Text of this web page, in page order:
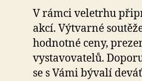
V rámci veletrhu
akcí. Výtvarné
hodnotné ceny,
vystavovatelů.
se s Vámi bývalí